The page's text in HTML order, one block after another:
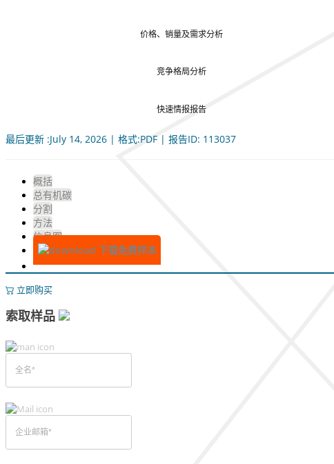
价格、销量及需求分析
竞争格局分析
快速情报报告
最后更新 :July 14, 2026 | 格式:PDF | 报告ID: 113037
概括
总有机碳
分割
方法
信息图
下载免费样本
立即购买
索取样品